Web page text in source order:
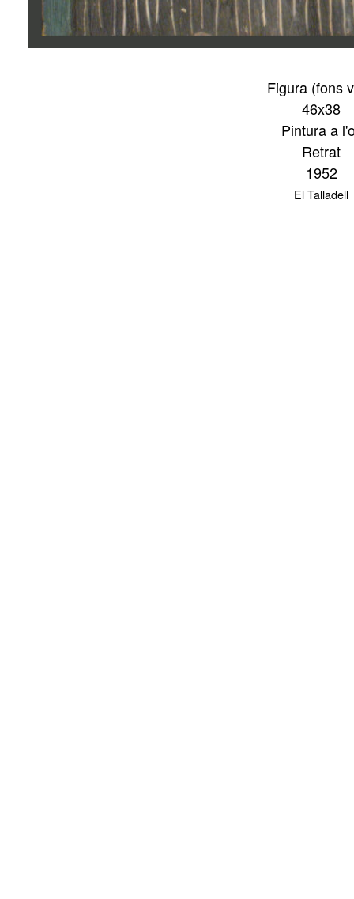
Figura (fons
46x38
Pintura a
Retrat
1952
El Talladell